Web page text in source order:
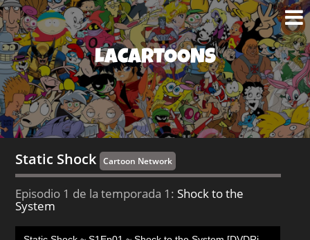
LACARTOONS
Static Shock Cartoon Network
Episodio 1 de la temporada 1:Shock to the
System